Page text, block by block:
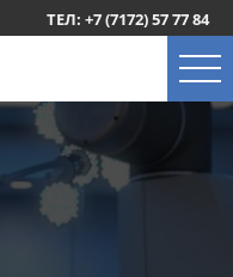
ТЕЛ: +7 (7172) 57 77 84